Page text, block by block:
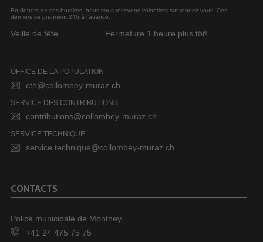
En dehors de ces horaires, nous vous recevons volontiers sur rendez-vous. Ces
derniers se prennent 24h à l’avance.
Veille de fête Fermeture 1 heure plus tôt!
OFFICE DE LA POPULATION
cth@collombey-muraz.ch
SERVICE DES CONTRIBUTIONS
contributions@collombey-muraz.ch
SERVICE TECHNIQUE
service.technique@collombey-muraz.ch
CONTACTS
Police municipale de Monthey
+41 24 475 75 75